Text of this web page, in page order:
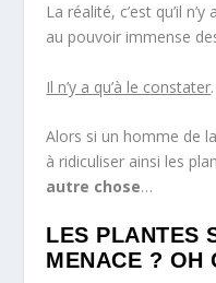
La réalité, c’est qu’il
au pouvoir immense
Il n’y a qu’à le constater
Alors si un homme de
à ridiculiser ainsi les
autre chose…
LES PLANTES
MENACE ? OH